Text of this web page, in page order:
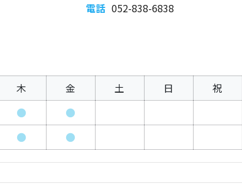
電話 052-838-6838
木 金 土 日 祝
● ●
● ●